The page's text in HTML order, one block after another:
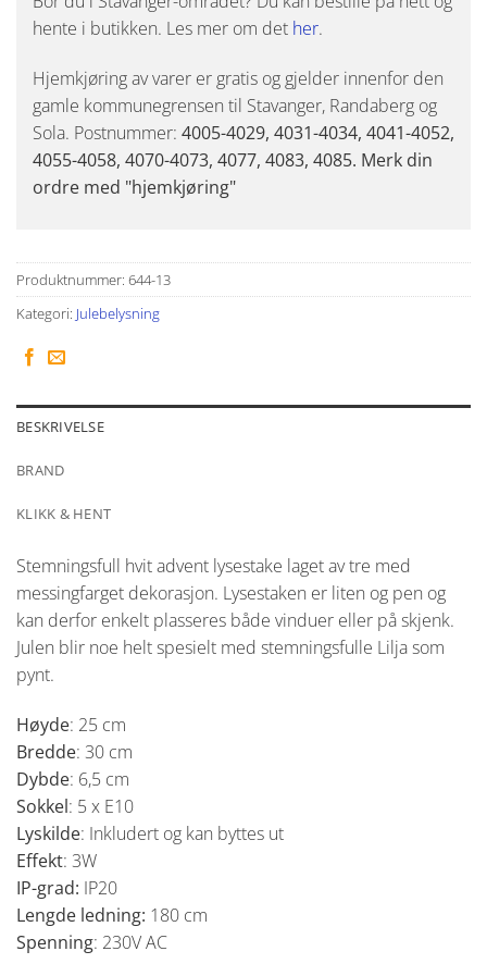
hente i butikken. Les mer om det her.
Hjemkjøring av varer er gratis og gjelder innenfor den
gamle kommunegrensen til Stavanger, Randaberg og
Sola. Postnummer: 4005-4029, 4031-4034, 4041-4052,
4055-4058, 4070-4073, 4077, 4083, 4085. Merk din
ordre med "hjemkjøring"
Produktnummer: 644-13
Kategori: Julebelysning
BESKRIVELSE
BRAND
KLIKK & HENT
Stemningsfull hvit advent lysestake laget av tre med
messingfarget dekorasjon. Lysestaken er liten og pen og
kan derfor enkelt plasseres både vinduer eller på skjenk.
Julen blir noe helt spesielt med stemningsfulle Lilja som
pynt.
Høyde: 25 cm
Bredde: 30 cm
Dybde: 6,5 cm
Sokkel: 5 x E10
Lyskilde: Inkludert og kan byttes ut
Effekt: 3W
IP-grad: IP20
Lengde ledning: 180 cm
Spenning: 230V AC